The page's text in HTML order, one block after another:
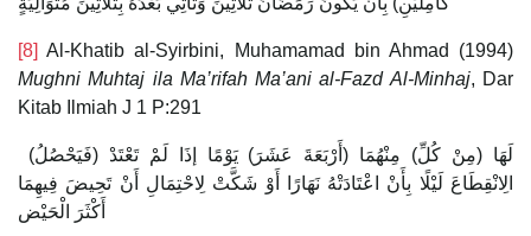
[8] Al-Khatib al-Syirbini, Muhamamad bin Ahmad (1994)
Mughni Muhtaj ila Ma’rifah Ma’ani al-Fazd Al-Minhaj, Dar
Kitab Ilmiah J 1 P:291
(فَيَحْصُلُ) لَهَا (مِنْ كُلِّ) مِنْهُمَا (أَرْبَعَةَ عَشَرَ) يَوْمًا إذَا لَمْ تَعْتَدْ
الِانْقِطَاعَ لَيْلًا بِأَنْ اعْتَادَتْهُ نَهَارًا أَوْ شَكَّتْ لِاحْتِمَالِ أَنْ تَحِيضَ فِيهِمَا
أَكْثَرَ الْحَيْض